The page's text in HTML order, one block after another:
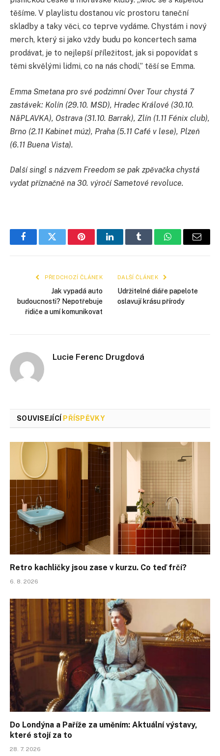
těšíme. V playlistu dostanou víc prostoru taneční
skladby a taky věci, co teprve vydáme. Chystám i nový
merch, který si jako vždy budu po koncertech sama
prodávat, je to nejlepší příležitost, jak si popovídat s
těmi skvělými lidmi, co na nás chodí,” těší se Emma.
Emma Smetana pro své podzimní Over Tour chystá 7
zastávek: Kolín (29.10. MSD), Hradec Králové (30.10.
NãPLAVKA), Ostrava (31.10. Barrak), Zlín (1.11 Fénix club),
Brno (2.11 Kabinet múz), Praha (5.11 Café v lese), Plzeň
(6.11 Buena Vista).
Další singl s názvem Freedom se pak zpěvačka chystá
vydat příznačně na 30. výročí Sametové revoluce.
FacebookTwitter PinterestLinkedInTumblr WhatsApp
E-
PŘEDCHOZÍ ČLÁNEK
Jak vypadá auto
budoucnosti? Nepotřebuje
řidiče a umí komunikovat
DALŠÍ ČLÁNEK
Udržitelné diáře papelote
oslavují krásu přírody
Lucie Ferenc Drugdová
SOUVISEJÍCÍ PŘÍSPĚVKY
Retro kachličky jsou zase v kurzu. Co teď frčí?
6. 8. 2026
Do Londýna a Paříže za uměním: Aktuální výstavy,
které stojí za to
28. 7. 2026